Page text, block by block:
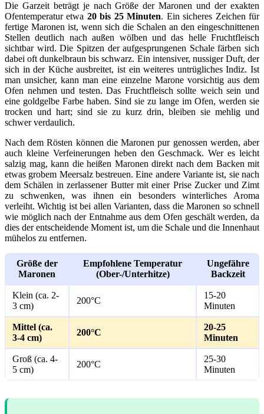
Die Garzeit beträgt je nach Größe der Maronen und der exakten
Ofentemperatur etwa 20 bis 25 Minuten. Ein sicheres Zeichen für
fertige Maronen ist, wenn sich die Schalen an den eingeschnittenen
Stellen deutlich nach außen wölben und das helle Fruchtfleisch
sichtbar wird. Die Spitzen der aufgesprungenen Schale färben sich
dabei oft dunkelbraun bis schwarz. Ein intensiver, nussiger Duft, der
sich in der Küche ausbreitet, ist ein weiteres untrügliches Indiz. Ist
man unsicher, kann man eine einzelne Marone vorsichtig aus dem
Ofen nehmen und testen. Das Fruchtfleisch sollte weich sein und
eine goldgelbe Farbe haben. Sind sie zu lange im Ofen, werden sie
trocken und hart; sind sie zu kurz drin, bleiben sie mehlig und
schwer verdaulich.
Nach dem Rösten können die Maronen pur genossen werden, aber
auch kleine Verfeinerungen heben den Geschmack. Wer es leicht
salzig mag, kann die heißen Maronen direkt nach dem Backen mit
etwas grobem Meersalz bestreuen. Eine andere Variante ist, sie nach
dem Schälen in zerlassener Butter mit einer Prise Zucker und Zimt
zu schwenken, was ihnen ein besonders winterliches Aroma
verleiht. Wichtig ist bei allen Varianten, dass die Maronen so schnell
wie möglich nach der Entnahme aus dem Ofen geschält werden, da
dies der entscheidende Moment ist, um die Schale und die Innenhaut
mühelos zu entfernen.
Größe der
Maronen
Empfohlene Temperatur
(Ober-/Unterhitze)
Ungefähre
Backzeit
Klein (ca. 2-
3 cm)
200°C
15-20
Minuten
Mittel (ca.
3-4 cm)
200°C
20-25
Minuten
Groß (ca. 4-
5 cm)
200°C
25-30
Minuten